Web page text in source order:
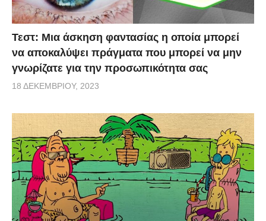
Τεστ: Μια άσκηση φαντασίας η οποία μπορεί
να αποκαλύψει πράγματα που μπορεί να μην
γνωρίζατε για την προσωπικότητα σας
18 ΔΕΚΕΜΒΡΊΟΥ, 2023